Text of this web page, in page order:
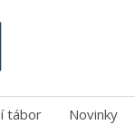
tábor Novinky